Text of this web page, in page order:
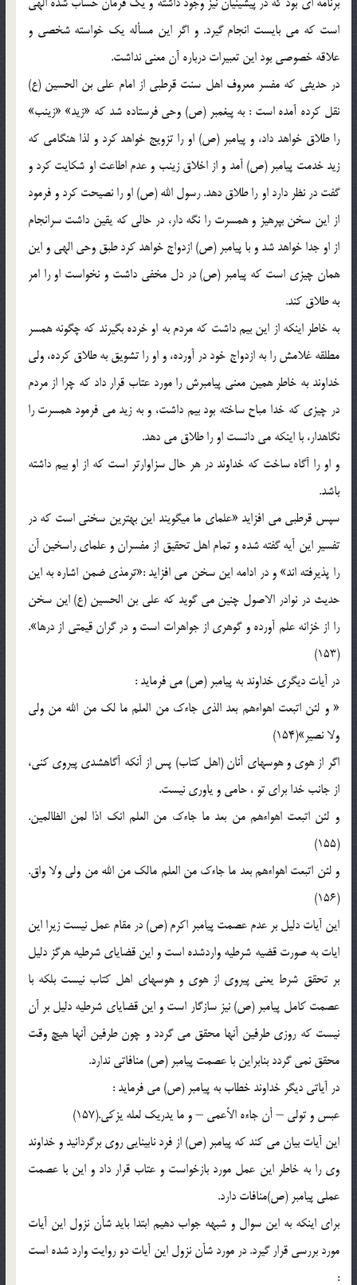
است كه مي بايست انجام گيرد. و اگر اين مسأله يك خواسته شخصي و
علاقه خصوصي بود اين تعبيرات درباره آن معني نداشت.
در حديثي كه مفسر معروف اهل سنت قرطبي از امام علي بن الحسين (ع)
نقل كرده آمده است : به پيغمبر (ص) وحي فرستاده شد كه «زيد» «زينب»
را طلاق خواهد داد، و پيامبر (ص) او را تزويج خواهد كرد و لذا هنگامي كه
زيد خدمت پيامبر (ص) آمد و از اخلاق زينب و عدم اطاعت او شكايت كرد و
گفت در نظر دارد او را طلاق دهد. رسول الله (ص) او را نصيحت كرد و فرمود
از اين سخن بپرهيز و همسرت را نگه دار، در حالي كه يقين داشت سرانجام
از او جدا خواهد شد و با پيامبر (ص) ازدواج خواهد كرد طبق وحي الهي و اين
همان چيزي است كه پيامبر (ص) در دل مخفي داشت و نخواست او را امر
به طلاق كند.
به خاطر اينكه از اين بيم داشت كه مردم به او خرده بگيرند كه چگونه همسر
مطلقه غلامش را به ازدواج خود در آورده، و او را تشويق به طلاق كرده، ولي
خداوند به خاطر همين معني پيامبرش را مورد عتاب قرار داد كه چرا از مردم
در چيزي كه خدا مباح ساخته بود بيم داشت، و به زيد مي فرمود همسرت را
نگاهدار، با اينكه مي دانست او را طلاق مي دهد.
و او را آگاه ساخت كه خداوند در هر حال سزاوارتر است كه از او بيم داشته
باشد.
سپس قرطبي مي افزايد «علماي ما ميگويند اين بهترين سخني است كه در
تفسير اين آيه گفته شده و تمام اهل تحقيق از مفسران و علماي راسخين آن
را پذيرفته اند» و در ادامه اين سخن مي افزايد :«ترمذي ضمن اشاره به اين
حديث در نوادر الاصول چنين مي گويد كه علي بن الحسين (ع) اين سخن
را از خزانه علم آورده و گوهري از جواهرات است و در گران قيمتي از درها».
(153)
در آيات ديگري خداوند به پيامبر (ص) مي فرمايد :
« و لئن اتبعت اهواءهم بعد الذي جاءك من العلم ما لك من الله من ولي
ولا نصير»(154)
اگر از هوي و هوسهاي آنان (اهل كتاب) پس از آنكه آگاهشدي پيروي كني،
از جانب خدا براي تو ، حامي و ياوري نيست.
و لئن اتبعت اهواءهم من بعد ما جاءك من العلم انك اذا لمن الظالمين.
(155)
و لئن اتبعت اهواءهم بعد ما جاءك من العلم مالك من الله من ولي ولا واق.
(156)
اين آيات دليل بر عدم عصمت پيامبر اكرم (ص) در مقام عمل نيست زيرا اين
ايات به صورت قضيه شرطيه واردشده است و اين قضاياي شرطيه هرگز دليل
بر تحقق شرط يعني پيروي از هوي و هوسهاي اهل كتاب نيست بلكه با
عصمت كامل پيامبر (ص) نيز سازگار است و اين قضاياي شرطيه دليل بر آن
نيست كه روزي طرفين آنها محقق مي گردد و چون طرفين آنها هيچ وقت
محقق نمي گردد بنابراين با عصمت پيامبر (ص) منافاتي ندارد.
در آياتي ديگر خداوند خطاب به پيامبر (ص) مي فرمايد :
عبس و تولي – أن جاءه الأعمي – و ما يدريك لعله يزكي.(157)
اين آيات بيان مي كند كه پيامبر (ص) از فرد نابينايي روي برگردانيد و خداوند
وي را به خاطر اين عمل مورد بازخواست و عتاب قرار داد و اين با عصمت
عملي پيامبر (ص)‌منافات دارد.
براي اينكه به اين سوال و شبهه جواب دهيم ابتدا بايد شأن نزول اين آيات
مورد بررسي قرار گيرد. در مورد شأن نزول اين آيات دو روايت وارد شده است
: